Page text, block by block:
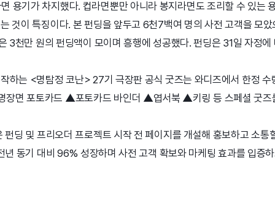
용기가 차지했다. 컵라면뿐만 아니라 봉지라면도 조리할 수 있는
것이 특징이다. 본 펀딩을 앞두고 6천7백여 명의 사전 고객을 모
3천만 원의 펀딩액이 모이며 흥행에 성공했다. 펀딩은 31일 자정
하는 <명탐정 코난> 27기 극장판 공식 굿즈는 와디즈에서 한정 수
장면 포토카드 ▲포토카드 바인더 ▲엽서북 ▲키링 등 스페셜 굿즈
펀딩 및 프리오더 프로젝트 시작 전 페이지를 개설해 홍보하고 소통
년 동기 대비 96% 성장하며 사전 고객 확보와 마케팅 효과를 입증